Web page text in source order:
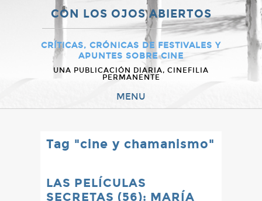
CON LOS OJOS ABIERTOS
CRÍTICAS, CRÓNICAS DE FESTIVALES Y
APUNTES SOBRE CINE
UNA PUBLICACIÓN DIARIA, CINEFILIA
PERMANENTE
MENU
Tag "cine y chamanismo"
LAS PELÍCULAS
SECRETAS (56): MARÍA